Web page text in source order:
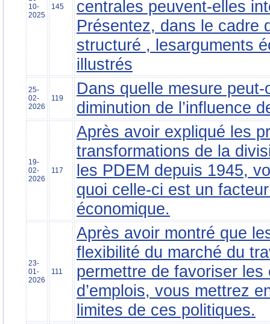
10-
2025
145
centrales peuvent-elles
Présentez, dans le cadre
structuré , lesarguments
illustrés
25-
02-
2026
119
Dans quelle mesure peut-
diminution de l’influence
19-
02-
2026
117
Après avoir expliqué les
transformations de la
les PDEM depuis 1945,
quoi celle-ci est un
économique.
23-
01-
2026
111
Après avoir montré que
flexibilité du marché du
permettre de favoriser les
d’emplois, vous mettrez
limites de ces politiques.